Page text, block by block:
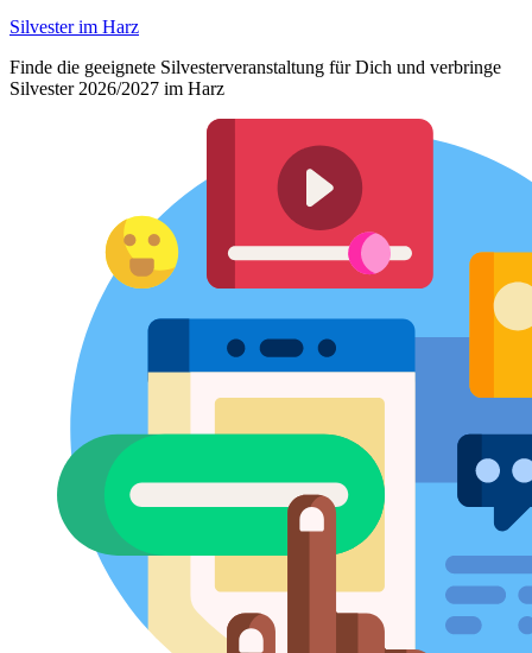
Silvester im Harz
Finde die geeignete Silvesterveranstaltung für Dich und verbringe
Silvester 2026/2027 im Harz